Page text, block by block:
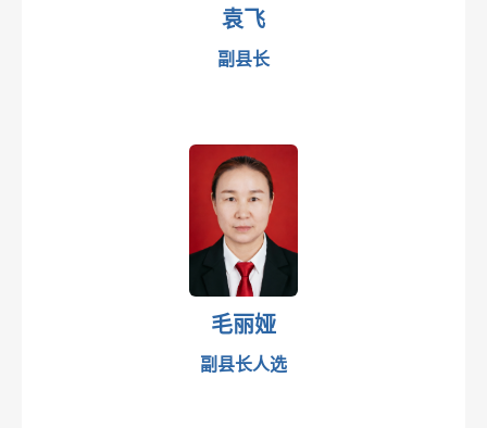
袁飞
副县长
毛丽娅
副县长人选